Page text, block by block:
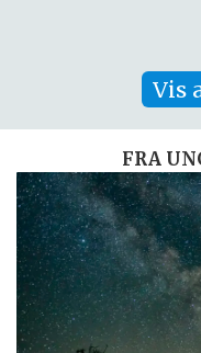
Vis
FRA